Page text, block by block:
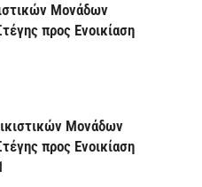
Μονάδων
προς Ενοικίαση
Μονάδων
προς Ενοικίαση